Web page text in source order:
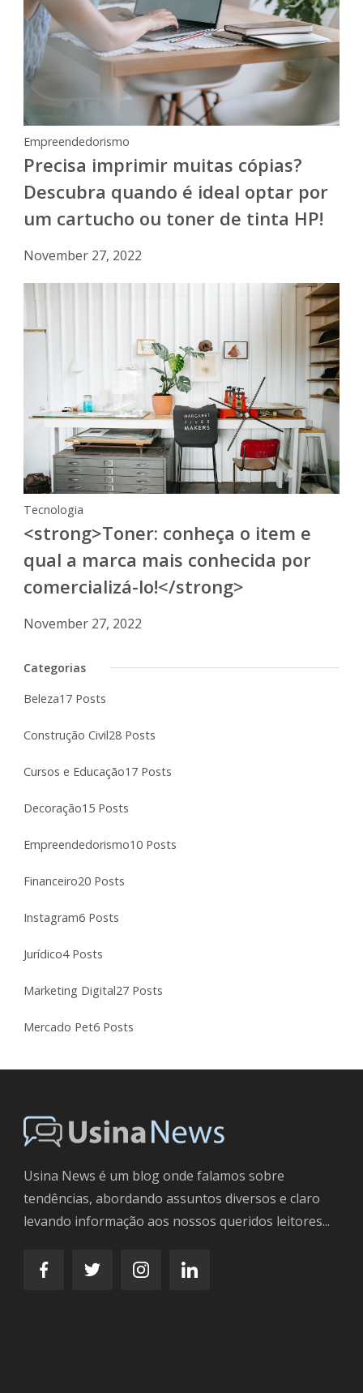
Empreendedorismo
Precisa imprimir muitas cópias?
Descubra quando é ideal optar por
um cartucho ou toner de tinta HP!
November 27, 2022
Tecnologia
<strong>Toner: conheça o item e
qual a marca mais conhecida por
comercializá-lo!</strong>
November 27, 2022
Categorias
Beleza17 Posts
Construção Civil28 Posts
Cursos e Educação17 Posts
Decoração15 Posts
Empreendedorismo10 Posts
Financeiro20 Posts
Instagram6 Posts
Jurídico4 Posts
Marketing Digital27 Posts
Mercado Pet6 Posts
Usina News é um blog onde falamos sobre
tendências, abordando assuntos diversos e claro
levando informação aos nossos queridos leitores...